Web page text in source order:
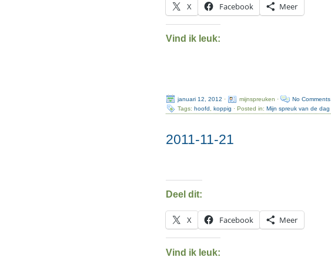
X Facebook Meer
Vind ik leuk:
januari 12, 2012 · mijnspreuken ·
No Comments
Tags:hoofd ,koppig · Posted in:Mijn spreuk van de dag
2011-11-21
Deel dit:
X Facebook Meer
Vind ik leuk: